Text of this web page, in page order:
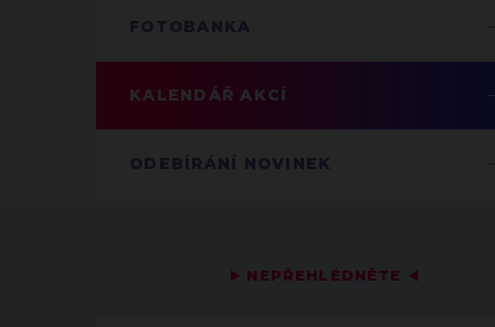
FOTOBANKA
KALENDÁŘ AKCÍ
ODEBÍRÁNÍ NOVINEK
▶ NEPŘEHLÉDNĚTE ◀